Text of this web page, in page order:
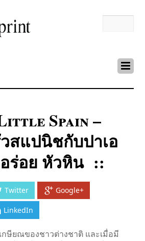
Spain –
สแปนิชกับปาเอ
ร่อย หัวหิน ::
Twitter Google+
LinkedIn
กษียณของชาวต่างชาติ และเมื่อมี